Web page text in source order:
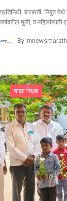
प्रतिनिधी बारामती. निंबुत
वर्षावरील मुली, व महिलांसाठी
By
माझा जिल्हा